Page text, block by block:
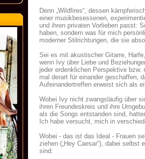
Denn „Wildfires“, dessen
einer musikbesessenen,
und ihren privaten Vorlieben passt:
haben, sondern was für mich
moderner Stilrichtungen, die sie
Sei es mit akustischer Gitarre,
wenn Ivy über Liebe und
jeder erdenklichen Perspektive
mal derart für einander geschaffen,
Aufeinandertreffen erweist sich als
Wobei Ivy nicht zwangsläufig über
ihren Freundeskreis und ihre
als die Songs entstanden sind,
Ich habe versucht, mich in
Wobei - das ist das Ideal - Frauen
ziehen („Hey Caesar“), dabei selbst
sind: